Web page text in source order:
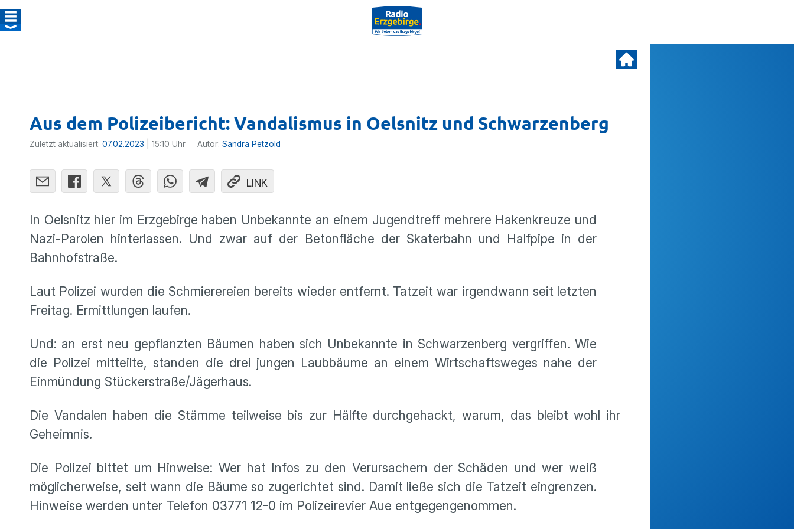
Aus dem Polizeibericht: Vandalismus in Oelsnitz und Schwarzenberg
Zuletzt aktualisiert: 07.02.2023 | 15:10 Uhr Autor: Sandra Petzold
LINK
In Oelsnitz hier im Erzgebirge haben Unbekannte an einem Jugendtreff mehrere Hakenkreuze und
Nazi-Parolen hinterlassen. Und zwar auf der Betonfläche der Skaterbahn und Halfpipe in der
Bahnhofstraße.
Laut Polizei wurden die Schmierereien bereits wieder entfernt. Tatzeit war irgendwann seit letzten
Freitag. Ermittlungen laufen.
Und: an erst neu gepflanzten Bäumen haben sich Unbekannte in Schwarzenberg vergriffen. Wie
die Polizei mitteilte, standen die drei jungen Laubbäume an einem Wirtschaftsweges nahe der
Einmündung Stückerstraße/Jägerhaus.
Die Vandalen haben die Stämme teilweise bis zur Hälfte durchgehackt, warum, das bleibt wohl ihr
Geheimnis.
Die Polizei bittet um Hinweise: Wer hat Infos zu den Verursachern der Schäden und wer weiß
möglicherweise, seit wann die Bäume so zugerichtet sind. Damit ließe sich die Tatzeit eingrenzen.
Hinweise werden unter Telefon 03771 12-0 im Polizeirevier Aue entgegengenommen.